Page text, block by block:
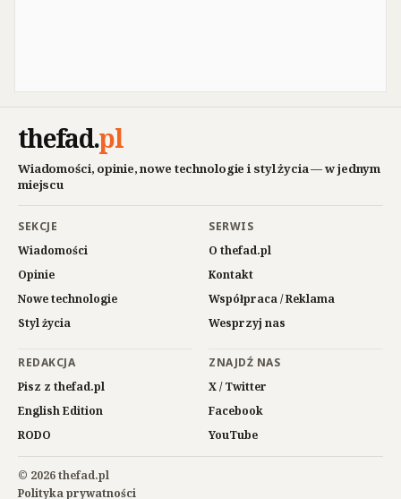
thefad.pl
Wiadomości, opinie, nowe technologie i styl życia — w jednym
miejscu
SEKCJE
Wiadomości
Opinie
Nowe technologie
Styl życia
SERWIS
O thefad.pl
Kontakt
Współpraca / Reklama
Wesprzyj nas
REDAKCJA
Pisz z thefad.pl
English Edition
RODO
ZNAJDŹ NAS
X / Twitter
Facebook
YouTube
© 2026 thefad.pl
Polityka prywatności